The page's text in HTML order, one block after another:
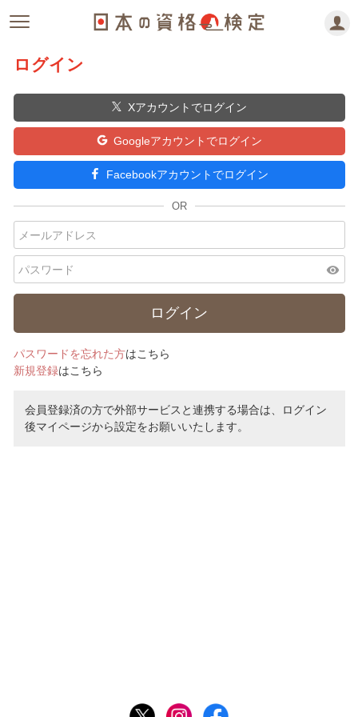
ログイン
Xアカウントでログイン
Googleアカウントでログイン
Facebookアカウントでログイン
visibility
パスワードを忘れた方はこちら
新規登録はこちら
会員登録済の方で外部サービスと連携する場合は、ログイン
後マイページから設定をお願いいたします。